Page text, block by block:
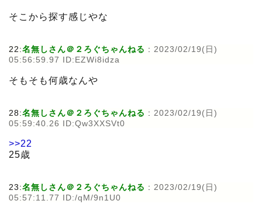
そこから探す感じやな
22:名無しさん＠２ろぐちゃんねる : 2023/02/19(日)
05:56:59.97 ID:EZWi8idza
そもそも何歳なんや
28:名無しさん＠２ろぐちゃんねる : 2023/02/19(日)
05:59:40.26 ID:Qw3XXSVt0
>>22
25歳
23:名無しさん＠２ろぐちゃんねる : 2023/02/19(日)
05:57:11.77 ID:/qM/9n1U0